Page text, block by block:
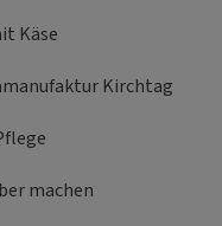
Käse
Kirchtag
machen